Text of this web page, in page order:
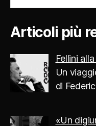
Articoli più
Fellini
Un
di
«Un